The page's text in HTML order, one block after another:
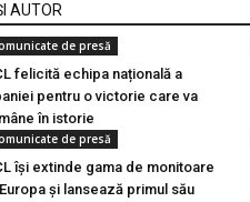
AUTOR
de presă
felicită echipa națională a
pentru o victorie care va
în istorie
de presă
își extinde gama de monitoare
și lansează primul său